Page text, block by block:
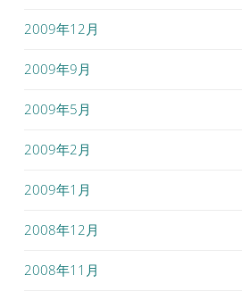
2009年12月
2009年9月
2009年5月
2009年2月
2009年1月
2008年12月
2008年11月